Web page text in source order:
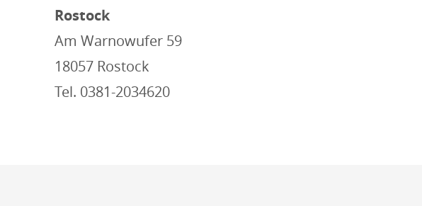
Rostock
Am Warnowufer 59
18057 Rostock
Tel. 0381-2034620